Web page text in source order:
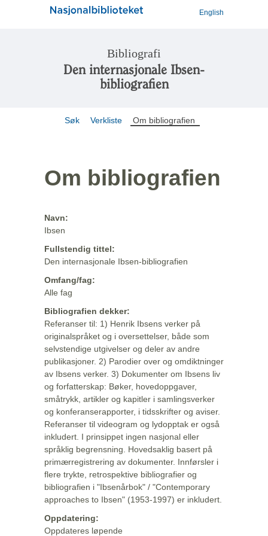
English
Bibliografi
Den internasjonale Ibsen-
bibliografien
Søk Verkliste Om bibliografien
Om bibliografien
Navn:
Ibsen
Fullstendig tittel:
Den internasjonale Ibsen-bibliografien
Omfang/fag:
Alle fag
Bibliografien dekker:
Referanser til: 1) Henrik Ibsens verker på
originalspråket og i oversettelser, både som
selvstendige utgivelser og deler av andre
publikasjoner. 2) Parodier over og omdiktninger
av Ibsens verker. 3) Dokumenter om Ibsens liv
og forfatterskap: Bøker, hovedoppgaver,
småtrykk, artikler og kapitler i samlingsverker
og konferanserapporter, i tidsskrifter og aviser.
Referanser til videogram og lydopptak er også
inkludert. I prinsippet ingen nasjonal eller
språklig begrensning. Hovedsaklig basert på
primærregistrering av dokumenter. Innførsler i
flere trykte, retrospektive bibliografier og
bibliografien i "Ibsenårbok" / "Contemporary
approaches to Ibsen" (1953-1997) er inkludert.
Oppdatering:
Oppdateres løpende